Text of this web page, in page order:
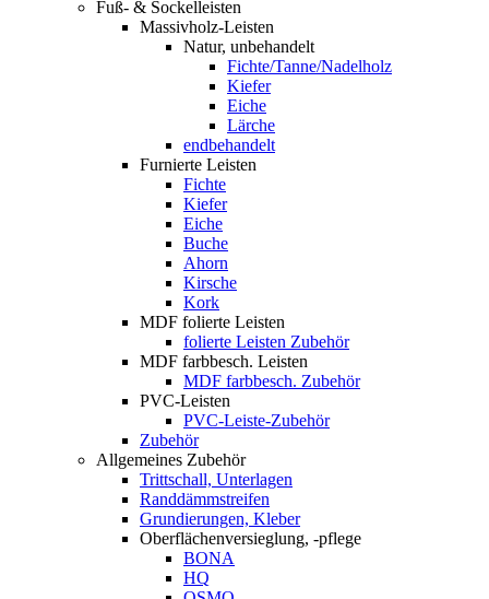
Fuß- & Sockelleisten
Massivholz-Leisten
Natur, unbehandelt
Fichte/Tanne/Nadelholz
Kiefer
Eiche
Lärche
endbehandelt
Furnierte Leisten
Fichte
Kiefer
Eiche
Buche
Ahorn
Kirsche
Kork
MDF folierte Leisten
folierte Leisten Zubehör
MDF farbbesch. Leisten
MDF farbbesch. Zubehör
PVC-Leisten
PVC-Leiste-Zubehör
Zubehör
Allgemeines Zubehör
Trittschall, Unterlagen
Randdämmstreifen
Grundierungen, Kleber
Oberflächenversieglung, -pflege
BONA
HQ